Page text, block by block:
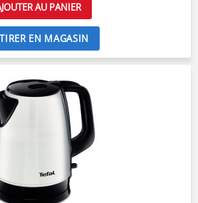
AU PANIER
EN MAGASIN